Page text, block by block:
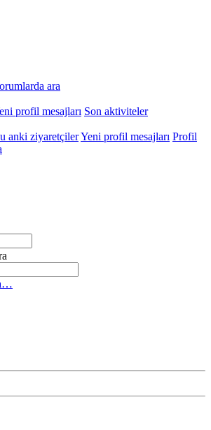
ara
profil mesajları Son aktiviteler
anki ziyaretçilerYeni profil mesajları Profil